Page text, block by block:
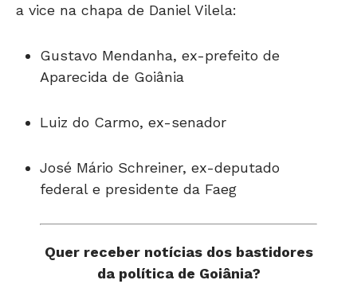
a vice na chapa de Daniel Vilela:
Gustavo Mendanha, ex-prefeito de
Aparecida de Goiânia
Luiz do Carmo, ex-senador
José Mário Schreiner, ex-deputado
federal e presidente da Faeg
Quer receber notícias dos bastidores
da política de Goiânia?